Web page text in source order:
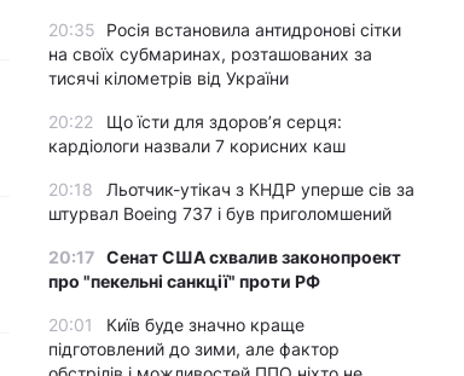
20:35
Росія встановила антидронові сітки
на своїх субмаринах, розташованих за
тисячі кілометрів від України
20:22
Що їсти для здоров’я серця:
кардіологи назвали 7 корисних каш
20:18
Льотчик-утікач з КНДР уперше сів за
штурвал Boeing 737 і був приголомшений
20:17 Сенат США схвалив законопроект
про "пекельні санкції" проти РФ
20:01
Київ буде значно краще
підготовлений до зими, але фактор